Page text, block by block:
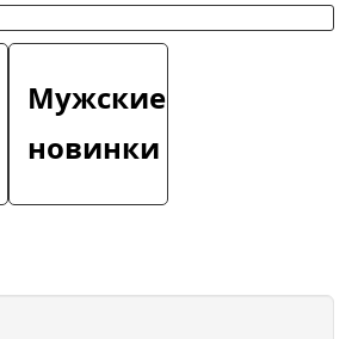
Мужские
новинки